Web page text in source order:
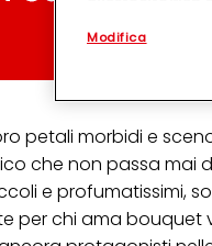
petali morbidi e
che non passa
e profumatissimi,
per chi ama bouquet
.
(rispettivamente
terzi, conservare
misurare e
Puoi trovare
collegata nel piè di
qualsiasi
collegata nel piè di
Modifica